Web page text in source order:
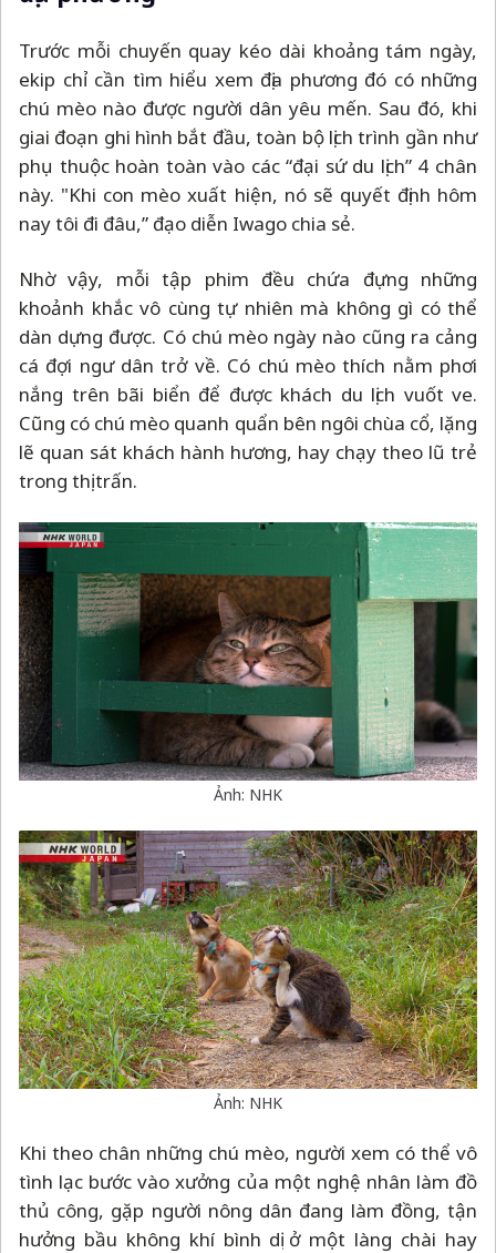
Trước mỗi chuyến quay kéo dài khoảng tám ngày,
ekip chỉ cần tìm hiểu xem địa phương đó có những
chú mèo nào được người dân yêu mến. Sau đó, khi
giai đoạn ghi hình bắt đầu, toàn bộ lịch trình gần như
phụ thuộc hoàn toàn vào các “đại sứ du lịch” 4 chân
này. "Khi con mèo xuất hiện, nó sẽ quyết định hôm
nay tôi đi đâu,” đạo diễn Iwago chia sẻ.
Nhờ vậy, mỗi tập phim đều chứa đựng những
khoảnh khắc vô cùng tự nhiên mà không gì có thể
dàn dựng được. Có chú mèo ngày nào cũng ra cảng
cá đợi ngư dân trở về. Có chú mèo thích nằm phơi
nắng trên bãi biển để được khách du lịch vuốt ve.
Cũng có chú mèo quanh quẩn bên ngôi chùa cổ, lặng
lẽ quan sát khách hành hương, hay chạy theo lũ trẻ
trong thị trấn.
Ảnh: NHK
Ảnh: NHK
Khi theo chân những chú mèo, người xem có thể vô
tình lạc bước vào xưởng của một nghệ nhân làm đồ
thủ công, gặp người nông dân đang làm đồng, tận
hưởng bầu không khí bình dị ở một làng chài hay